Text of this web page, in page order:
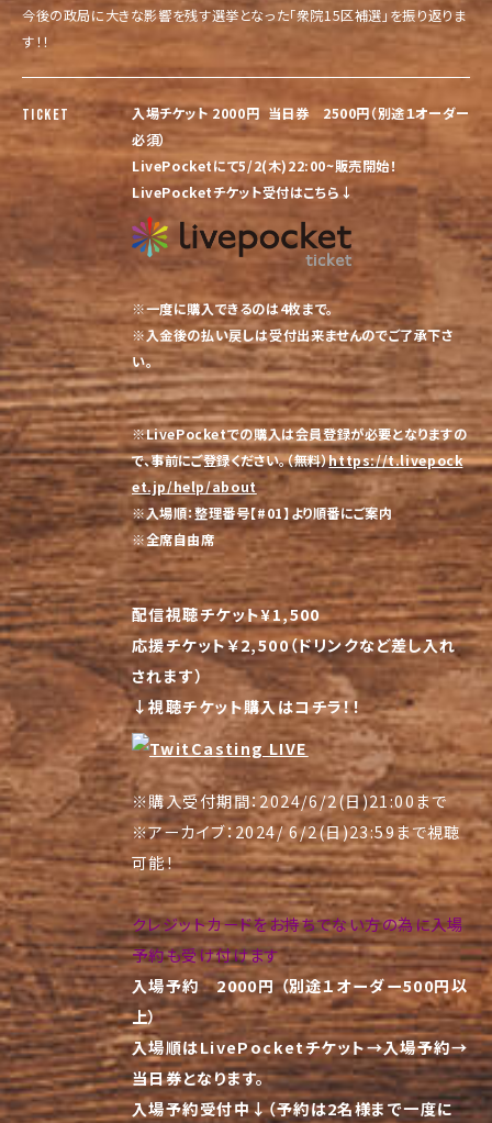
今後の政局に大きな影響を残す選挙となった「衆院15区補選」を振り返りま
す！！
TICKET
入場チケット 2000円 当日券 2500円（別途１オーダー
必須）
LivePocketにて5/2(木)22:00~販売開始！
LivePocketチケット受付はこちら↓
※一度に購入できるのは4枚まで。
※入金後の払い戻しは受付出来ませんのでご了承下さ
い。
※LivePocketでの購入は会員登録が必要となりますの
で、事前にご登録ください。（無料）https://t.livepock
et.jp/help/about
※入場順：整理番号【#01】より順番にご案内
※全席自由席
配信視聴チケット¥1,500
応援チケット￥2,500（ドリンクなど差し入れ
されます）
↓視聴チケット購入はコチラ！！
※購入受付期間：2024/6/2(日)21:00まで
※アーカイブ：2024/ 6/2(日)23:59まで視聴
可能！
クレジットカードをお持ちでない方の為に入場
予約も受け付けます
入場予約 2000円 （別途１オーダー500円以
上）
入場順はLivePocketチケット→入場予約→
当日券となります。
入場予約受付中↓（予約は2名様まで一度に